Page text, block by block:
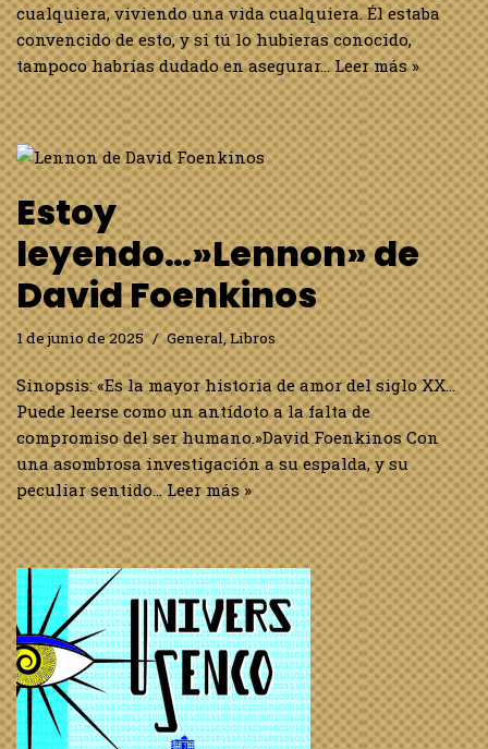
cualquiera, viviendo una vida cualquiera. Él estaba
convencido de esto, y si tú lo hubieras conocido,
tampoco habrías dudado en asegurar…Leer más »
Estoy
leyendo…»Lennon» de
David Foenkinos
1 de junio de 2025 General,Libros
Sinopsis: «Es la mayor historia de amor del siglo XX…
Puede leerse como un antídoto a la falta de
compromiso del ser humano.»David Foenkinos Con
una asombrosa investigación a su espalda, y su
peculiar sentido…Leer más »